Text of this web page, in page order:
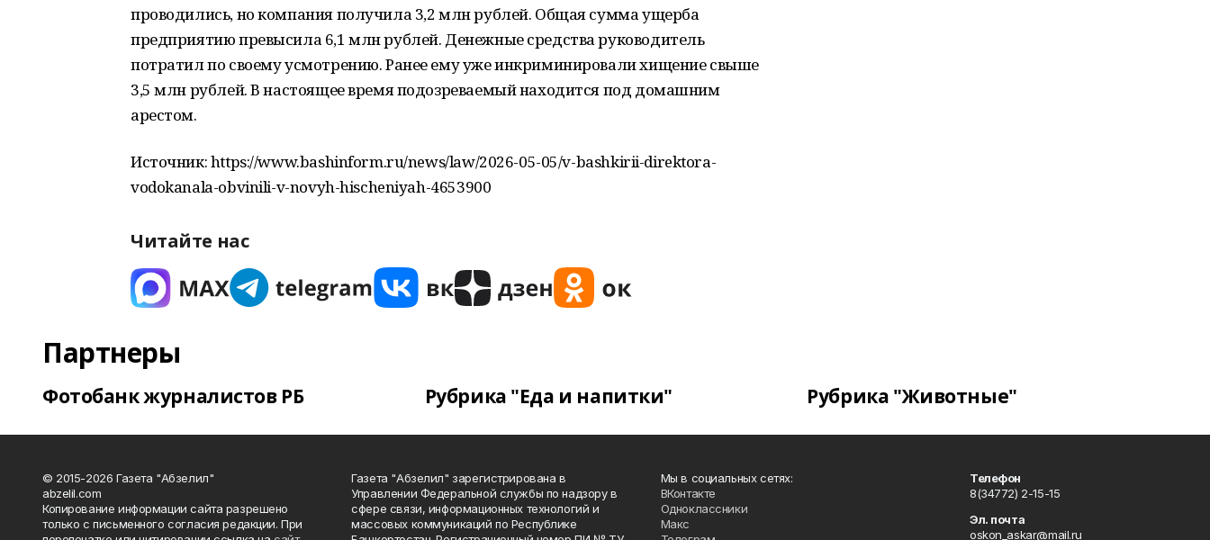
проводились, но компания получила 3,2 млн рублей. Общая сумма ущерба
предприятию превысила 6,1 млн рублей. Денежные средства руководитель
потратил по своему усмотрению. Ранее ему уже инкриминировали хищение свыше
3,5 млн рублей. В настоящее время подозреваемый находится под домашним
арестом.
Источник: https://www.bashinform.ru/news/law/2026-05-05/v-bashkirii-direktora-
vodokanala-obvinili-v-novyh-hischeniyah-4653900
Читайте нас
Партнеры
Фотобанк журналистов РБ Рубрика "Еда и напитки" Рубрика "Животные"
© 2015-2026 Газета "Абзелил"
abzelil.com
Копирование информации сайта разрешено
только с письменного согласия редакции. При
Газета "Абзелил" зарегистрирована в
Управлении Федеральной службы по надзору в
сфере связи, информационных технологий и
массовых коммуникаций по Республике
Мы в социальных сетях:
ВКонтакте
Одноклассники
Макс
Телефон
8(34772) 2-15-15
Эл. почта
oskon_askar@mail.ru